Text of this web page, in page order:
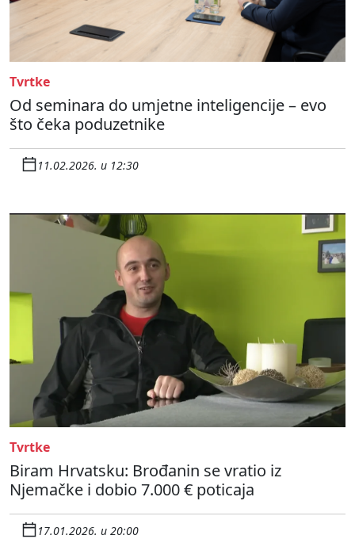
Tvrtke
Od seminara do umjetne inteligencije – evo
što čeka poduzetnike
11.02.2026. u 12:30
Tvrtke
Biram Hrvatsku: Brođanin se vratio iz
Njemačke i dobio 7.000 € poticaja
17.01.2026. u 20:00